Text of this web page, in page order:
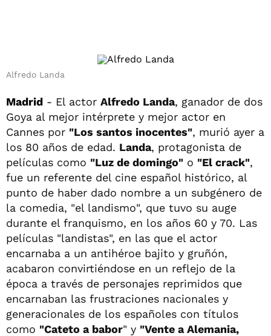
Alfredo Landa
Madrid - El actor Alfredo Landa, ganador de dos
Goya al mejor intérprete y mejor actor en
Cannes por "Los santos inocentes", murió ayer a
los 80 años de edad. Landa, protagonista de
películas como "Luz de domingo" o "El crack",
fue un referente del cine español histórico, al
punto de haber dado nombre a un subgénero de
la comedia, "el landismo", que tuvo su auge
durante el franquismo, en los años 60 y 70. Las
películas "landistas", en las que el actor
encarnaba a un antihéroe bajito y gruñón,
acabaron convirtiéndose en un reflejo de la
época a través de personajes reprimidos que
encarnaban las frustraciones nacionales y
generacionales de los españoles con títulos
como "Cateto a babor" y "Vente a Alemania,